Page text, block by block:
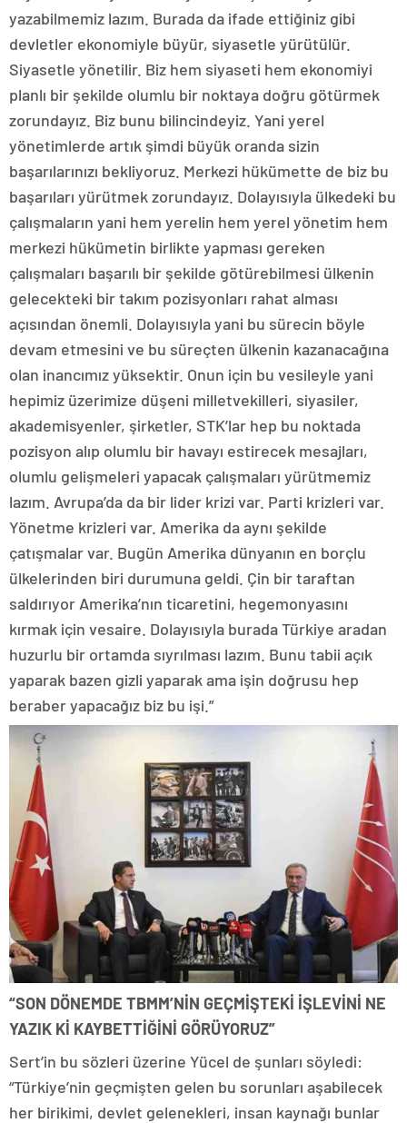
yazabilmemiz lazım. Burada da ifade ettiğiniz gibi
devletler ekonomiyle büyür, siyasetle yürütülür.
Siyasetle yönetilir. Biz hem siyaseti hem ekonomiyi
planlı bir şekilde olumlu bir noktaya doğru götürmek
zorundayız. Biz bunu bilincindeyiz. Yani yerel
yönetimlerde artık şimdi büyük oranda sizin
başarılarınızı bekliyoruz. Merkezi hükümette de biz bu
başarıları yürütmek zorundayız. Dolayısıyla ülkedeki bu
çalışmaların yani hem yerelin hem yerel yönetim hem
merkezi hükümetin birlikte yapması gereken
çalışmaları başarılı bir şekilde götürebilmesi ülkenin
gelecekteki bir takım pozisyonları rahat alması
açısından önemli. Dolayısıyla yani bu sürecin böyle
devam etmesini ve bu süreçten ülkenin kazanacağına
olan inancımız yüksektir. Onun için bu vesileyle yani
hepimiz üzerimize düşeni milletvekilleri, siyasiler,
akademisyenler, şirketler, STK’lar hep bu noktada
pozisyon alıp olumlu bir havayı estirecek mesajları,
olumlu gelişmeleri yapacak çalışmaları yürütmemiz
lazım. Avrupa’da da bir lider krizi var. Parti krizleri var.
Yönetme krizleri var. Amerika da aynı şekilde
çatışmalar var. Bugün Amerika dünyanın en borçlu
ülkelerinden biri durumuna geldi. Çin bir taraftan
saldırıyor Amerika’nın ticaretini, hegemonyasını
kırmak için vesaire. Dolayısıyla burada Türkiye aradan
huzurlu bir ortamda sıyrılması lazım. Bunu tabii açık
yaparak bazen gizli yaparak ama işin doğrusu hep
beraber yapacağız biz bu işi.”
“SON DÖNEMDE TBMM’NİN GEÇMİŞTEKİ İŞLEVİNİ NE
YAZIK Kİ KAYBETTİĞİNİ GÖRÜYORUZ”
Sert’in bu sözleri üzerine Yücel de şunları söyledi:
“Türkiye’nin geçmişten gelen bu sorunları aşabilecek
her birikimi, devlet gelenekleri, insan kaynağı bunlar